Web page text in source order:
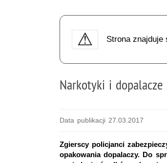
Strona znajduje
Narkotyki i
Data publikacji 27.03.2017
Zgierscy policjanci
opakowania dopalaczy. Do